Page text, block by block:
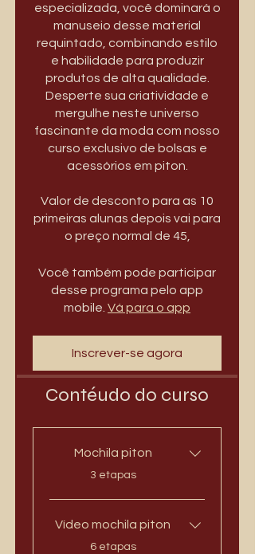
especializada, você dominará o
manuseio desse material
requintado, combinando estilo
e habilidade para produzir
produtos de alta qualidade.
Desperte sua criatividade e
mergulhe neste universo
fascinante da moda com nosso
curso exclusivo de bolsas e
acessórios em piton.
Valor de desconto para as 10
primeiras alunas depois vai para
o preço normal de 45,
Você também pode participar
desse programa pelo app
mobile. Vá para o app
Inscrever-se agora
Contéudo do curso
Mochila piton
.
3 etapas
Vídeo mochila piton
.
6 etapas